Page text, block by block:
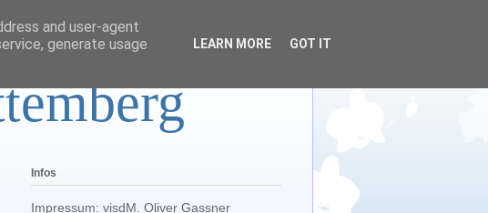
Infos
Impressum: visdM. Oliver Gassner
and user-agent
generate usage
LEARN MORE GOT IT